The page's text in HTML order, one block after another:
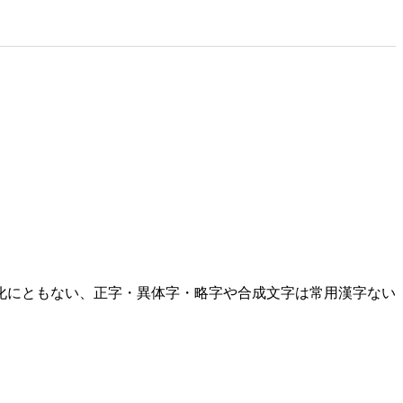
ともない、正字・異体字・略字や合成文字は常用漢字ない